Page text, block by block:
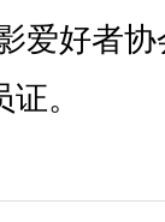
爱好者
。